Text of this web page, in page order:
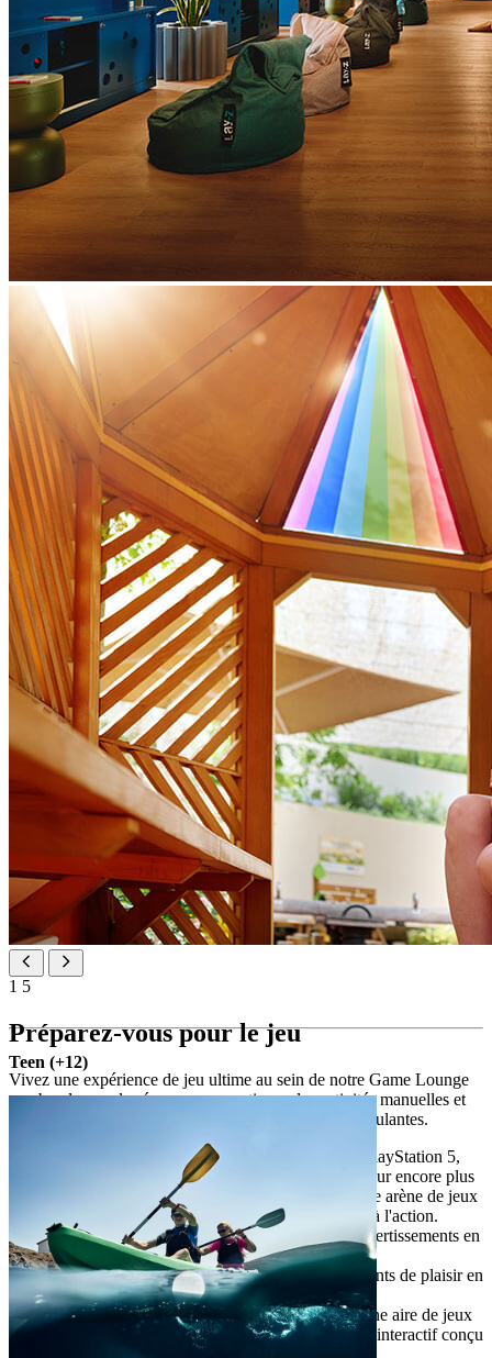
1 5
Préparez-vous pour le jeu
Vivez une expérience de jeu ultime au sein de notre Game Lounge
ou abandonnez les écrans pour pratiquer des activités manuelles et
laissez vos enfants profiter d'activités extérieures stimulantes.
Game Lounge - un espace de jeu dédié avec PlayStation 5,
Nintendo Switch et téléviseurs grand écran. Pour encore plus
de plaisir, le Maro Theatre se transforme en une arène de jeux
pendant la journée, ajoutant un nouvel espace à l'action.
Location de PlayStation proposée pour des divertissements en
chambre (supplément)
Family Lounge : espace de jeu pour des moments de plaisir en
famille
300 m² de divertissements en extérieur, avec une aire de jeux
extérieure et la House of Rainbow – un tunnel interactif conçu
Teen (+12)